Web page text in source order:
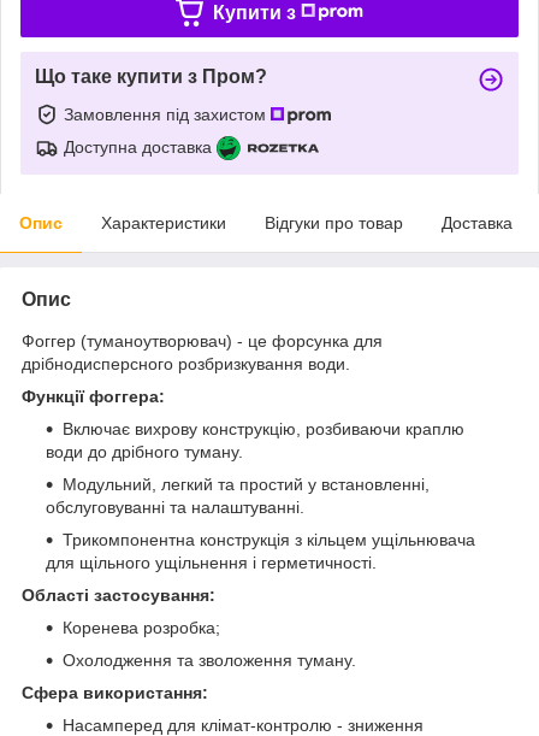
Купити з
Що таке купити з Пром?
Замовлення під захистом
Доступна доставка
Опис Характеристики Відгуки про товар Доставка
Опис
Фоггер (туманоутворювач) - це форсунка для
дрібнодисперсного розбризкування води.
Функції фоггера:
Включає вихрову конструкцію, розбиваючи краплю
води до дрібного туману.
Модульний, легкий та простий у встановленні,
обслуговуванні та налаштуванні.
Трикомпонентна конструкція з кільцем ущільнювача
для щільного ущільнення і герметичності.
Області застосування:
Коренева розробка;
Охолодження та зволоження туману.
Сфера використання:
Насамперед для клімат-контролю - зниження